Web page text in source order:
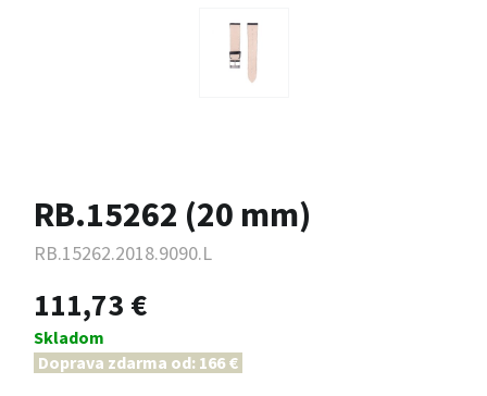
RB.15262 (20 mm)
RB.15262.2018.9090.L
111,73 €
Skladom
Doprava zdarma od: 166 €